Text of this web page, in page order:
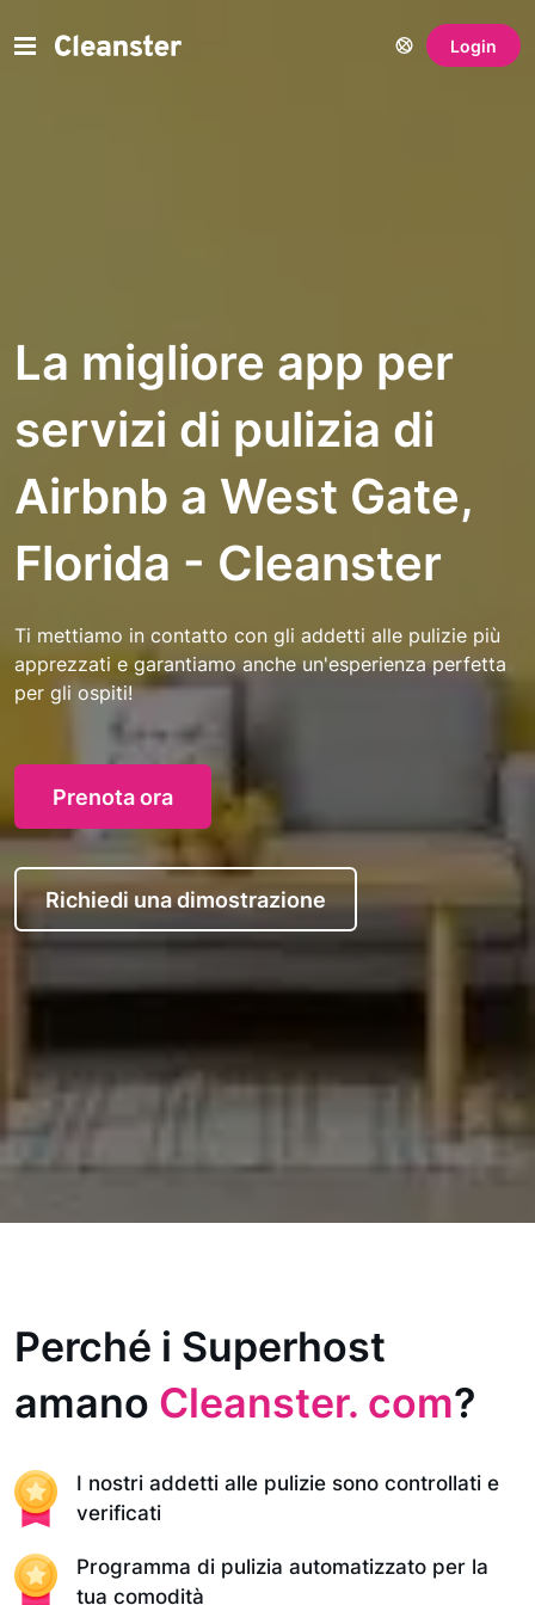
Login
La migliore app per
servizi di pulizia di
Airbnb a West Gate,
Florida - Cleanster
Ti mettiamo in contatto con gli addetti alle pulizie più
apprezzati e garantiamo anche un'esperienza perfetta
per gli ospiti!
Prenota ora
Richiedi una dimostrazione
Perché i Superhost
amano Cleanster. com?
I nostri addetti alle pulizie sono controllati e
verificati
Programma di pulizia automatizzato per la
tua comodità